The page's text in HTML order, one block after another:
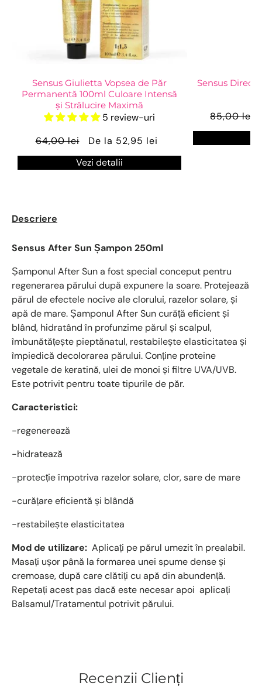
Sensus Giulietta Vopsea de Păr
Permanentă 100ml Culoare Intensă
și Strălucire Maximă
5 review-uri
64,00 lei
De la 52,95 lei
Vezi detalii
Sensus Direct
85,00 lei
Descriere
Sensus After Sun Șampon 250ml
Șamponul After Sun a fost special conceput pentru
regenerarea părului după expunere la soare. Protejează
părul de efectele nocive ale clorului, razelor solare, și
apă de mare. Șamponul After Sun curăță eficient și
blând, hidratând în profunzime părul și scalpul,
îmbunătățește pieptănatul, restabilește elasticitatea și
împiedică decolorarea părului. Conține proteine
vegetale de keratină, ulei de monoi și filtre UVA/UVB.
Este potrivit pentru toate tipurile de păr.
Caracteristici:
-regenerează
-hidratează
-protecție împotriva razelor solare, clor, sare de mare
-curățare eficientă și blândă
-restabilește elasticitatea
Mod de utilizare: Aplicați pe părul umezit în prealabil.
Masați ușor până la formarea unei spume dense și
cremoase, după care clătiți cu apă din abundență.
Repetați acest pas dacă este necesar apoi aplicați
Balsamul/Tratamentul potrivit părului.
Recenzii Clienți